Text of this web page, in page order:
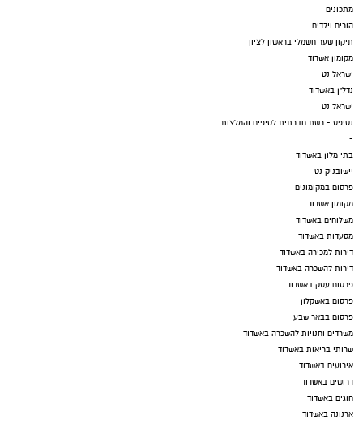
מתכונים
הורים וילדים
תיקון שער חשמלי בראשון לציון
מקומון אשדוד
ישראל נט
נדל"ן באשדוד
ישראל נט
נטיפס - רשת חברתית לטיפים והמלצות
-
בתי מלון באשדוד
יישובניק נט
פרסום במקומונים
מקומון אשדוד
משלוחים באשדוד
מסעדות באשדוד
דירות למכירה באשדוד
דירות להשכרה באשדוד
פרסום עסק באשדוד
פרסום באשקלון
פרסום בבאר שבע
משרדים וחנויות להשכרה באשדוד
שרותי בריאות באשדוד
אירועים באשדוד
דרושים באשדוד
חוגים באשדוד
ארנונה באשדוד